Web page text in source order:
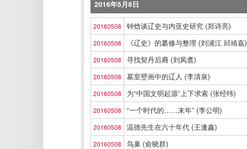
2016年5月8日
20160508 钟焓谈辽史与内亚史研究 (郑诗亮)
20160508 《辽史》的纂修与整理 (刘浦江 邱靖嘉)
20160508 寻找契丹后裔 (刘凤翥)
20160508 墓室壁画中的辽人 (李清泉)
20160508 为“中国文明起源”上下求索 (张经纬)
20160508 “一个时代的……末年” (李公明)
20160508 温德先生在六十年代 (王逢鑫)
20160508 鸟巢 (俞晓群)